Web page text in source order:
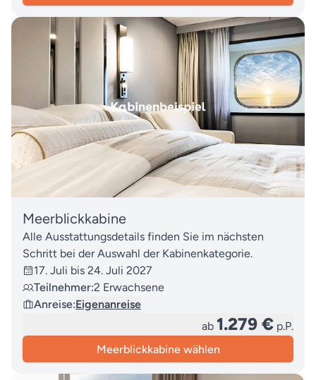
Meerblickkabine
Alle Ausstattungsdetails finden Sie im nächsten
Schritt bei der Auswahl der Kabinenkategorie.
17. Juli bis 24. Juli 2027
Teilnehmer:2 Erwachsene
Anreise:Eigenanreise
ab 1.279 € p.P.
Meerblickkabine wählen